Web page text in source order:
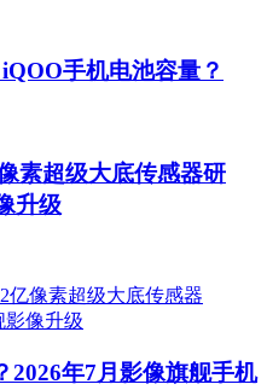
手机电池容量？
素超级大底传感器研
升级
2026年7月影像旗舰手机